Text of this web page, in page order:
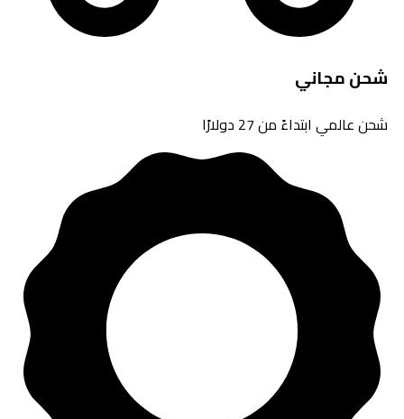
شحن مجاني
شحن عالمي ابتداءً من 27 دولارًا